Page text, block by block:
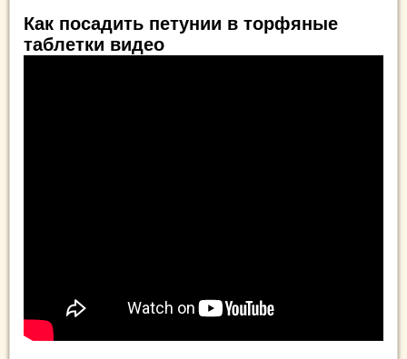
Как посадить петунии в торфяные
таблетки видео